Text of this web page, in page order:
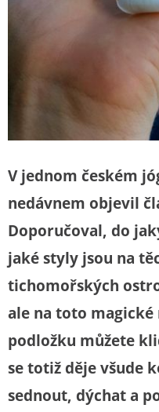
V jednom českém
nedávnem objevil
Doporučoval, do
jaké styly jsou na
tichomořských
ale na toto
podložku můžete
se totiž děje všude
sednout, dýchat a